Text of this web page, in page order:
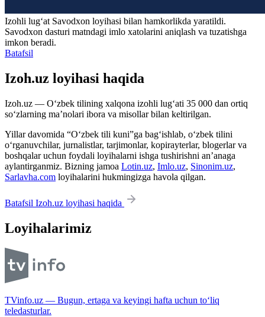
Izohli lugʻat Savodxon loyihasi bilan hamkorlikda yaratildi.
Savodxon dasturi matndagi imlo xatolarini aniqlash va tuzatishga
imkon beradi.
Batafsil
Izoh.uz loyihasi haqida
Izoh.uz — O‘zbek tilining xalqona izohli lug‘ati 35 000 dan ortiq
so‘zlarning ma’nolari ibora va misollar bilan keltirilgan.
Yillar davomida “O‘zbek tili kuni”ga bag‘ishlab, o‘zbek tilini
o‘rganuvchilar, jurnalistlar, tarjimonlar, kopirayterlar, blogerlar va
boshqalar uchun foydali loyihalarni ishga tushirishni an’anaga
aylantirganmiz. Bizning jamoa Lotin.uz, Imlo.uz, Sinonim.uz,
Sarlavha.com loyihalarini hukmingizga havola qilgan.
Batafsil Izoh.uz loyihasi haqida
Loyihalarimiz
TVinfo.uz — Bugun, ertaga va keyingi hafta uchun to‘liq
teledasturlar.